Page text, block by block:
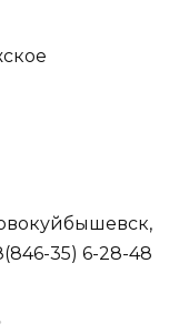
35) 6-28-48